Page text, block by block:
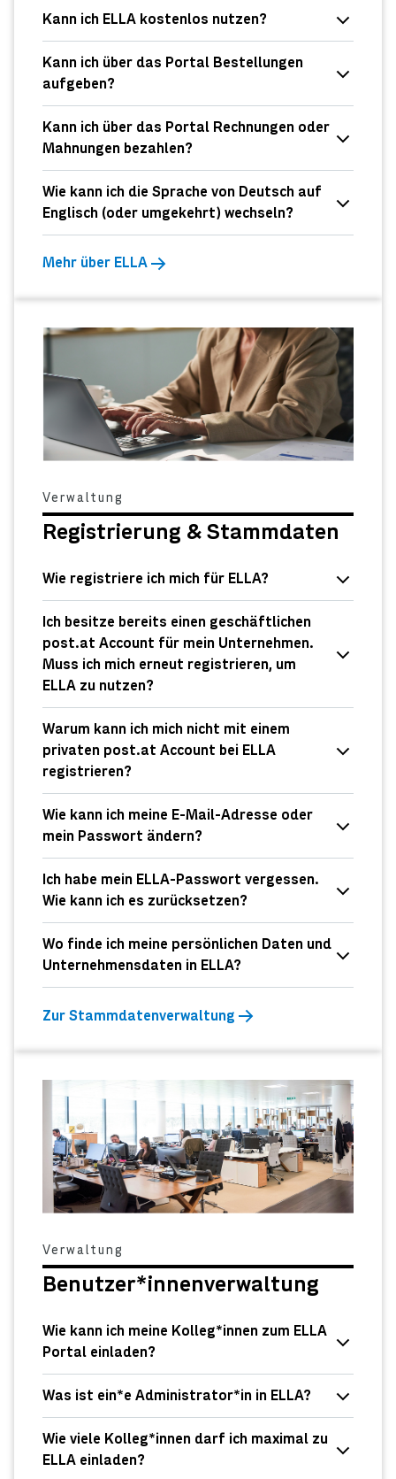
Kann ich ELLA kostenlos nutzen?
Kann ich über das Portal Bestellungen
aufgeben?
Kann ich über das Portal Rechnungen oder
Mahnungen bezahlen?
Wie kann ich die Sprache von Deutsch auf
Englisch (oder umgekehrt) wechseln?
Mehr über ELLA
Verwaltung
Registrierung & Stammdaten
Wie registriere ich mich für ELLA?
Ich besitze bereits einen geschäftlichen
post.at Account für mein Unternehmen.
Muss ich mich erneut registrieren, um
ELLA zu nutzen?
Warum kann ich mich nicht mit einem
privaten post.at Account bei ELLA
registrieren?
Wie kann ich meine E-Mail-Adresse oder
mein Passwort ändern?
Ich habe mein ELLA-Passwort vergessen.
Wie kann ich es zurücksetzen?
Wo finde ich meine persönlichen Daten und
Unternehmensdaten in ELLA?
Zur Stammdatenverwaltung
Verwaltung
Benutzer*innenverwaltung
Wie kann ich meine Kolleg*innen zum ELLA
Portal einladen?
Was ist ein*e Administrator*in in ELLA?
Wie viele Kolleg*innen darf ich maximal zu
ELLA einladen?